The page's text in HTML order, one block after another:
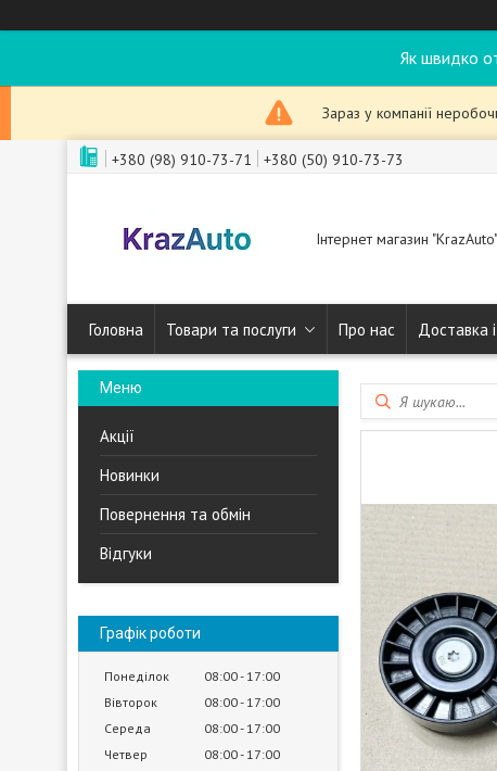
Як швидко
Зараз у компанії
+380 (98) 910-73-71 +380 (50) 910-73-73
Інтернет магазин "KrazAuto"
Головна Товари та послуги Про нас Доставка
Акції
Новинки
Повернення та обмін
Відгуки
Графік роботи
Понеділок 08:00 17:00
Вівторок
08:00 17:00
Середа
08:00 17:00
Четвер
08:00 17:00